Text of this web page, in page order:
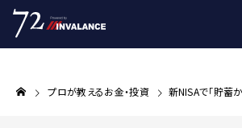
プロが教えるお金・投資 新NISAで「貯蓄から投資」に